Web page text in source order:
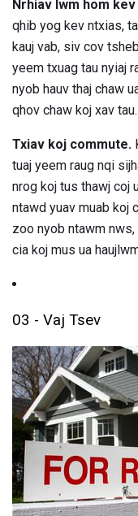
Nrhiav lwm hom
qhib yog kev ntxias,
kauj vab, siv cov
yeem txuag tau nyiaj
nyob hauv thaj chaw
qhov chaw koj xav tau.
Txiav koj commute.
tuaj yeem raug nqi
nrog koj tus thawj coj
ntawd yuav muab koj
zoo nyob ntawm
cia koj mus ua
03 - Vaj Tsev